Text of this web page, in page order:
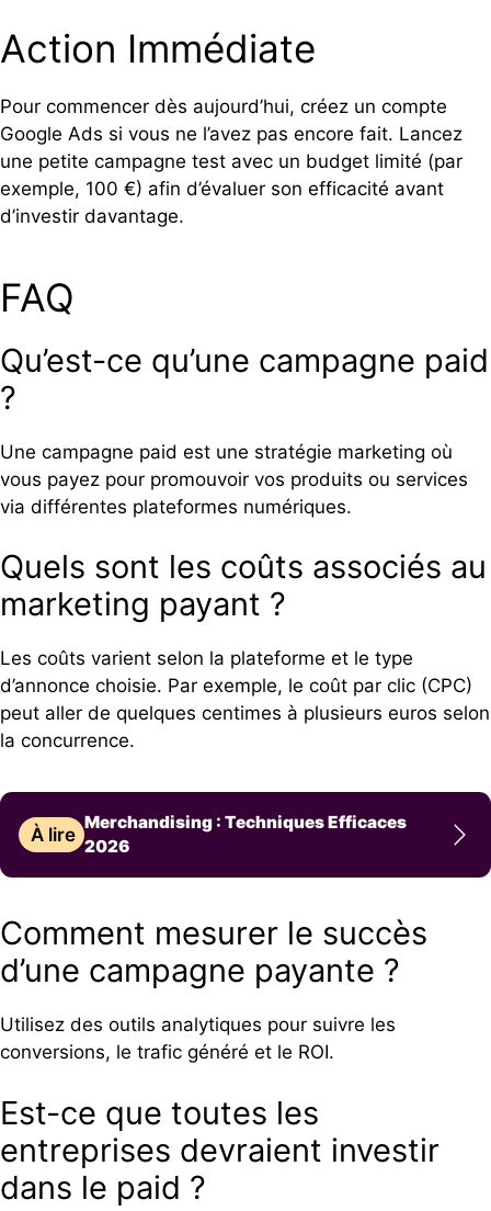
Action Immédiate
Pour commencer dès aujourd’hui, créez un compte
Google Ads si vous ne l’avez pas encore fait. Lancez
une petite campagne test avec un budget limité (par
exemple, 100 €) afin d’évaluer son efficacité avant
d’investir davantage.
FAQ
Qu’est-ce qu’une campagne paid
?
Une campagne paid est une stratégie marketing où
vous payez pour promouvoir vos produits ou services
via différentes plateformes numériques.
Quels sont les coûts associés au
marketing payant ?
Les coûts varient selon la plateforme et le type
d’annonce choisie. Par exemple, le coût par clic (CPC)
peut aller de quelques centimes à plusieurs euros selon
la concurrence.
À lire
Merchandising : Techniques Efficaces
2026
Comment mesurer le succès
d’une campagne payante ?
Utilisez des outils analytiques pour suivre les
conversions, le trafic généré et le ROI.
Est-ce que toutes les
entreprises devraient investir
dans le paid ?